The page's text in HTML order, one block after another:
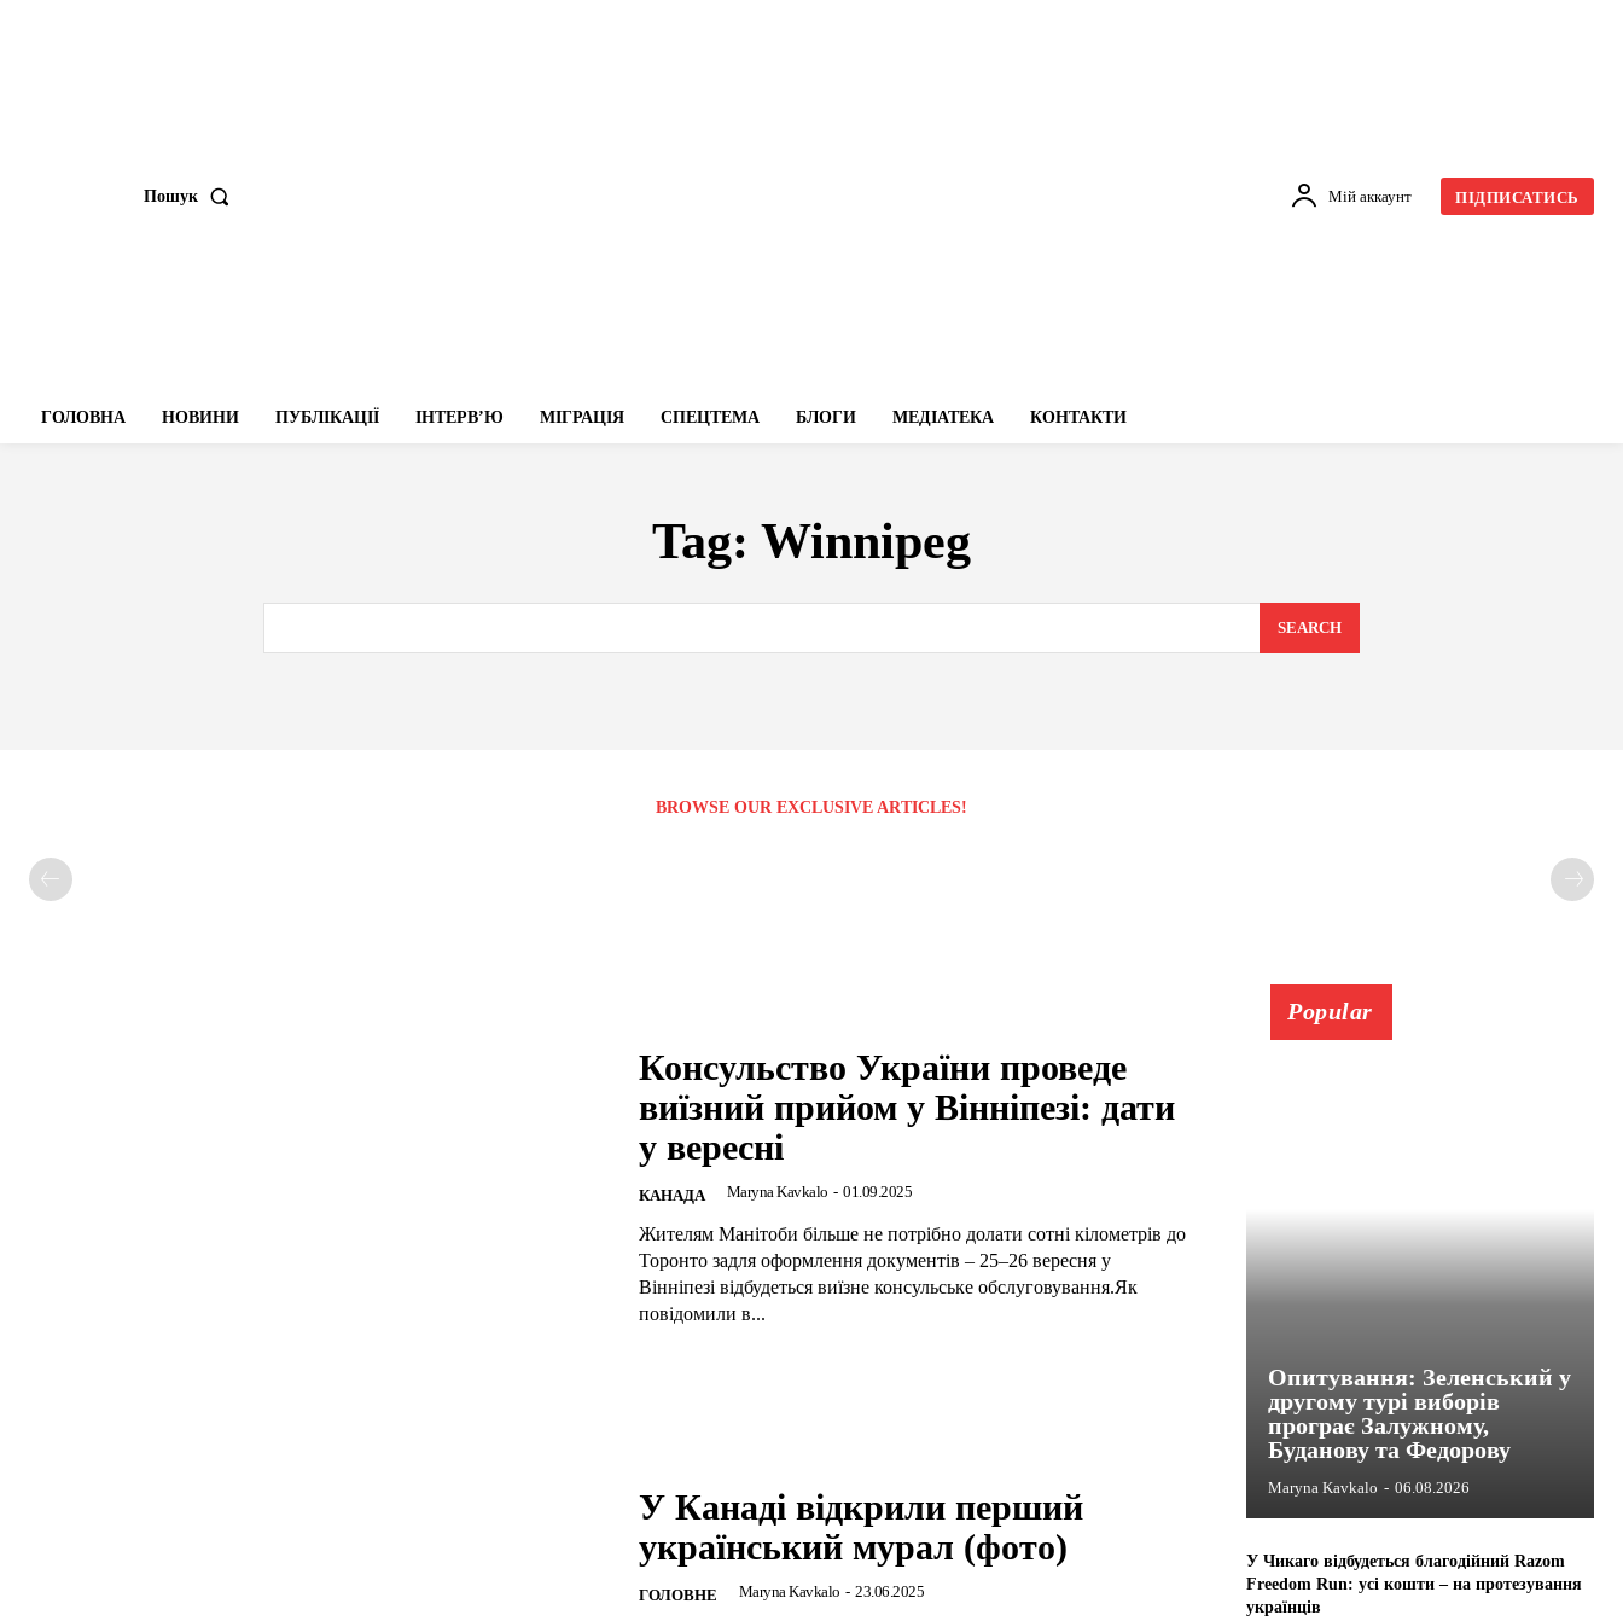
Пошук Мій аккаунт ПІДПИСАТИСЬ
ГОЛОВНА НОВИНИ ПУБЛІКАЦІЇ ІНТЕРВʼЮ МІГРАЦІЯ СПЕЦТЕМА БЛОГИ МЕДІАТЕКА КОНТАКТИ
Tag: Winnipeg
SEARCH
BROWSE OUR EXCLUSIVE ARTICLES!
Консульство України проведе
виїзний прийом у Вінніпезі: дати
у вересні
КАНАДА Maryna Kavkalo - 01.09.2025
Жителям Манітоби більше не потрібно долати сотні кілометрів до
Торонто задля оформлення документів – 25–26 вересня у
Вінніпезі відбудеться виїзне консульське обслуговування.Як
повідомили в...
У Канаді відкрили перший
український мурал (фото)
ГОЛОВНЕ Maryna Kavkalo - 23.06.2025
Popular
Опитування: Зеленський у
другому турі виборів
програє Залужному,
Буданову та Федорову
Maryna Kavkalo - 06.08.2026
У Чикаго відбудеться благодійний Razom
Freedom Run: усі кошти – на протезування
українців